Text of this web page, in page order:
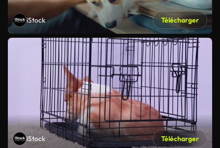
iStock Télécharger
iStock Télécharger